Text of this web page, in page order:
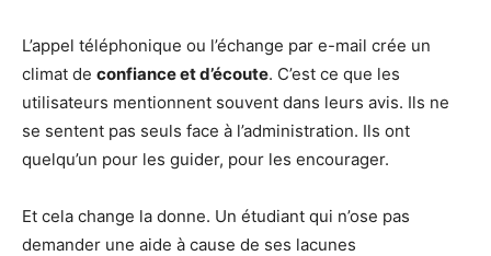
L’appel téléphonique ou l’échange par e-mail crée un
climat de confiance et d’écoute. C’est ce que les
utilisateurs mentionnent souvent dans leurs avis. Ils ne
se sentent pas seuls face à l’administration. Ils ont
quelqu’un pour les guider, pour les encourager.
Et cela change la donne. Un étudiant qui n’ose pas
demander une aide à cause de ses lacunes